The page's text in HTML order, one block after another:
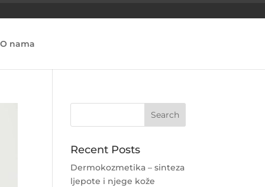
O nama
Recent Posts
Dermokozmetika – sinteza
ljepote i njege kože